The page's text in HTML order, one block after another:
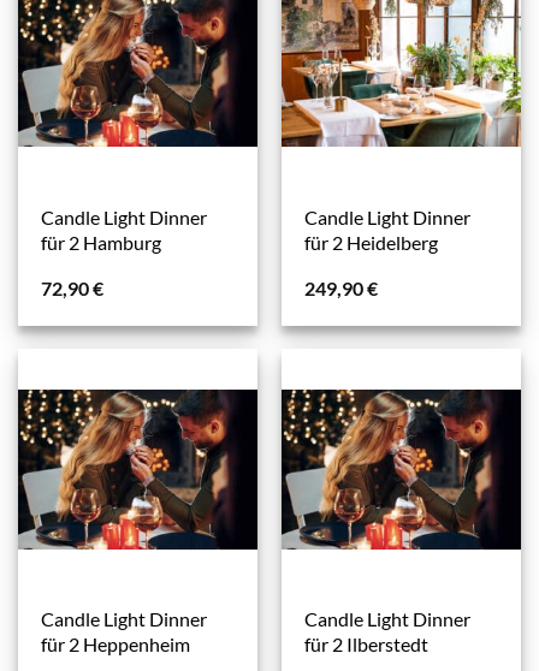
Candle Light Dinner
für 2 Hamburg
72,90€
Candle Light Dinner
für 2 Heidelberg
249,90€
Candle Light Dinner
für 2 Heppenheim
Candle Light Dinner
für 2 Ilberstedt